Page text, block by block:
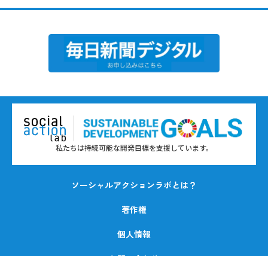
私たちは持続可能な開発目標を支援しています。
ソーシャルアクションラボとは？
著作権
個人情報